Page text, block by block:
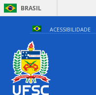
BRASIL
ACESSIBILIDADE